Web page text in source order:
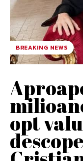
BREAKING NEWS
opt